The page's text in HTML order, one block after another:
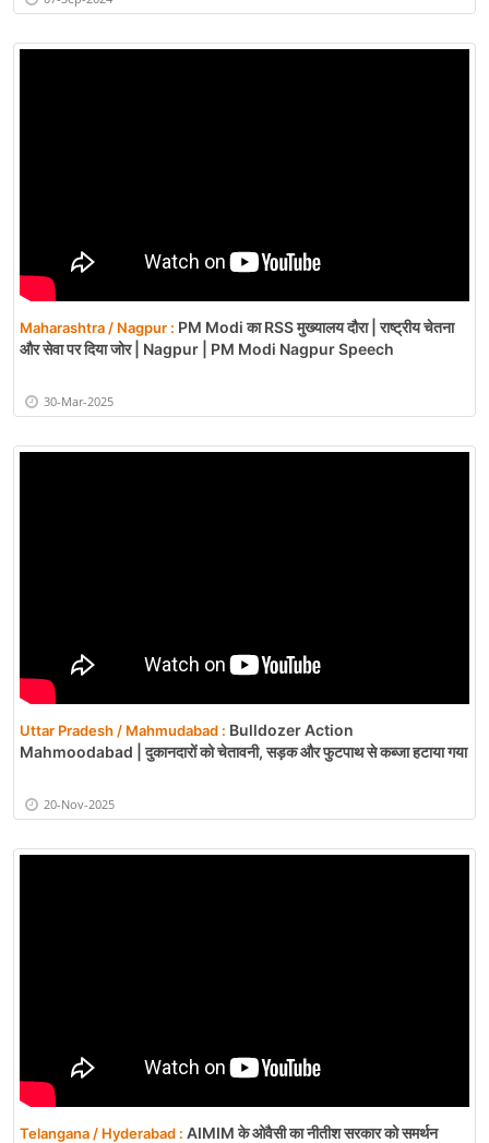
Maharashtra / Nagpur : PM Modi का RSS मुख्यालय दौरा | राष्ट्रीय चेतना
और सेवा पर दिया जोर | Nagpur | PM Modi Nagpur Speech
30-Mar-2025
Uttar Pradesh / Mahmudabad : Bulldozer Action
Mahmoodabad | दुकानदारों को चेतावनी, सड़क और फुटपाथ से कब्जा हटाया गया
20-Nov-2025
Telangana / Hyderabad : AIMIM के ओवैसी का नीतीश सरकार को समर्थन